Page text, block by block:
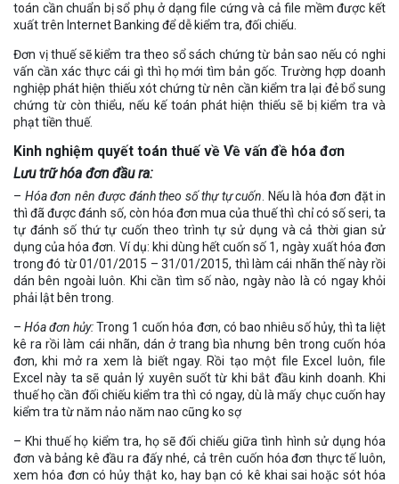
toán cần chuẩn bị sổ phụ ở dạng file cứng và cả file mềm được kết
xuất trên Internet Banking để dễ kiểm tra, đối chiếu.
Đơn vị thuế sẽ kiểm tra theo sổ sách chứng từ bản sao nếu có nghi
vấn cần xác thực cái gì thì họ mới tìm bản gốc. Trường hợp doanh
nghiệp phát hiện thiếu xót chứng từ nên cần kiểm tra lại đẻ bổ sung
chứng từ còn thiểu, nếu kế toán phát hiện thiếu sẽ bị kiểm tra và
phạt tiền thuế.
Kinh nghiệm quyết toán thuế về Về vấn đề hóa đơn
Lưu trữ hóa đơn đầu ra:
– Hóa đơn nên được đánh theo số thự tự cuốn . Nếu là hóa đơn đặt in
thì đã được đánh số, còn hóa đơn mua của thuế thì chỉ có số seri, ta
tự đánh số thứ tự cuốn theo trình tự sử dụng và cả thời gian sử
dụng của hóa đơn. Ví dụ: khi dùng hết cuốn số 1, ngày xuất hóa đơn
trong đó từ 01/01/2015 – 31/01/2015, thì làm cái nhãn thế này rồi
dán bên ngoài luôn. Khi cần tìm số nào, ngày nào là có ngay khỏi
phải lật bên trong.
–Hóa đơn hủy:Trong 1 cuốn hóa đơn, có bao nhiêu số hủy, thì ta liệt
kê ra rồi làm cái nhãn, dán ở trang bìa nhưng bên trong cuốn hóa
đơn, khi mở ra xem là biết ngay. Rồi tạo một file Excel luôn, file
Excel này ta sẽ quản lý xuyên suốt từ khi bắt đầu kinh doanh. Khi
thuế họ cần đối chiếu kiểm tra thì có ngay, dù là mấy chục cuốn hay
kiểm tra từ năm nảo năm nao cũng ko sợ
– Khi thuế họ kiểm tra, họ sẽ đối chiếu giữa tình hình sử dụng hóa
đơn và bảng kê đầu ra đấy nhé, cả trên cuốn hóa đơn thực tế luôn,
xem hóa đơn có hủy thật ko, hay bạn có kê khai sai hoặc sót hóa